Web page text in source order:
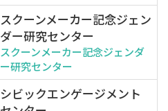
スクーンメーカー記念ジェン
ダー研究センター
スクーンメーカー記念ジェンダ
ー研究センター
シビックエンゲージメント